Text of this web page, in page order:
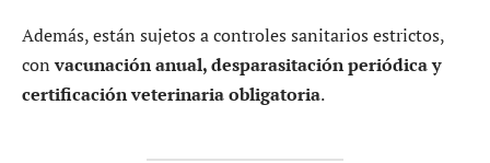
Además, están sujetos a controles sanitarios estrictos,
convacunación anual, desparasitación periódica y
certificación veterinaria obligatoria.